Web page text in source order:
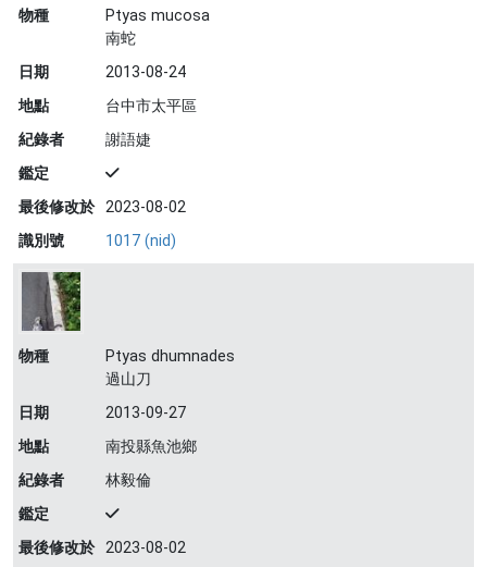
物種
Ptyas mucosa
南蛇
日期
2013-08-24
地點
台中市太平區
紀錄者
謝語婕
鑑定
最後修改於 2023-08-02
識別號
1017 (nid)
物種
Ptyas dhumnades
過山刀
日期
2013-09-27
地點
南投縣魚池鄉
紀錄者
林毅倫
鑑定
最後修改於 2023-08-02